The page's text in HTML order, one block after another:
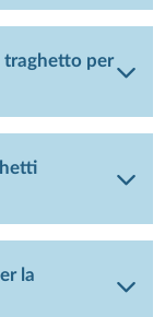
traghetto per
la